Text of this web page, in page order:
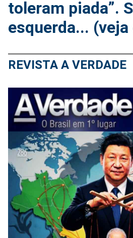
toleram piada”.
esquerda...
REVISTA A VERDADE